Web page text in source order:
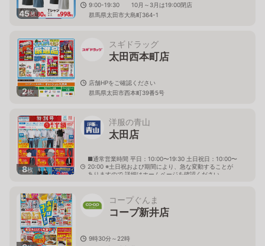
45枚
9:00-19:30 10月～3月は19:00閉店
群馬県太田市大島町364-1
2枚
スギドラッグ
太田西本町店
店舗HPをご確認ください
群馬県太田市西本町39番5号
8枚
洋服の青山
太田店
■通常営業時間 平日：10:00〜19:30 土日祝日：10:00〜
20:00 ※土日祝および期間により、急な変動することが
ありますので 詳細はホームページを確認ください
コープぐんま
コープ新井店
9時30分～22時